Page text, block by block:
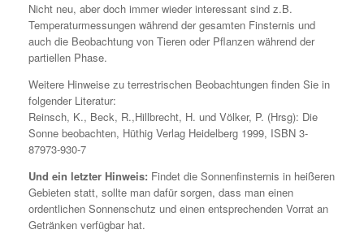
Nicht neu, aber doch immer wieder interessant sind z.B.
Temperaturmessungen während der gesamten Finsternis und
auch die Beobachtung von Tieren oder Pflanzen während der
partiellen Phase.
Weitere Hinweise zu terrestrischen Beobachtungen finden Sie in
folgender Literatur:
Reinsch, K., Beck, R.,Hillbrecht, H. und Völker, P. (Hrsg): Die
Sonne beobachten, Hüthig Verlag Heidelberg 1999, ISBN 3-
87973-930-7
Und ein letzter Hinweis: Findet die Sonnenfinsternis in heißeren
Gebieten statt, sollte man dafür sorgen, dass man einen
ordentlichen Sonnenschutz und einen entsprechenden Vorrat an
Getränken verfügbar hat.